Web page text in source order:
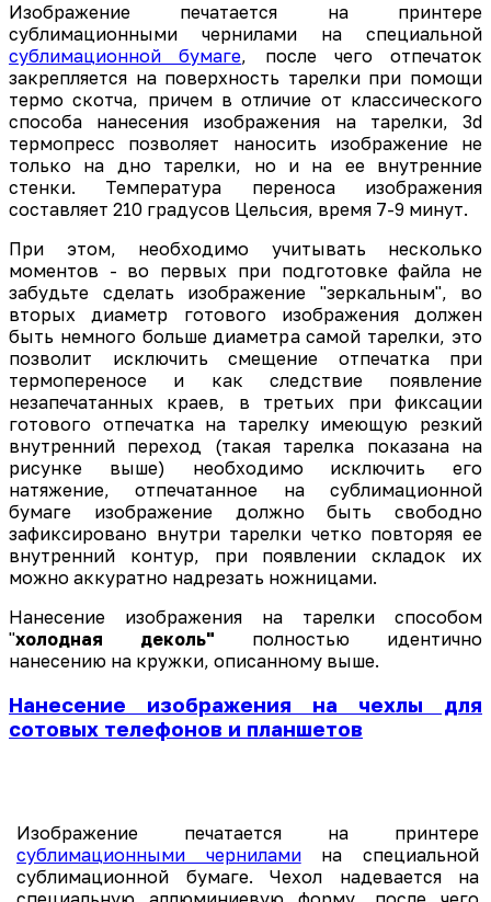
Изображение печатается на принтере
сублимационными чернилами на специальной
сублимационной бумаге, после чего отпечаток
закрепляется на поверхность тарелки при помощи
термо скотча, причем в отличие от классического
способа нанесения изображения на тарелки, 3d
термопресс позволяет наносить изображение не
только на дно тарелки, но и на ее внутренние
стенки. Температура переноса изображения
составляет 210 градусов Цельсия, время 7-9 минут.
При этом, необходимо учитывать несколько
моментов - во первых при подготовке файла не
забудьте сделать изображение "зеркальным", во
вторых диаметр готового изображения должен
быть немного больше диаметра самой тарелки, это
позволит исключить смещение отпечатка при
термопереносе и как следствие появление
незапечатанных краев, в третьих при фиксации
готового отпечатка на тарелку имеющую резкий
внутренний переход (такая тарелка показана на
рисунке выше) необходимо исключить его
натяжение, отпечатанное на сублимационной
бумаге изображение должно быть свободно
зафиксировано внутри тарелки четко повторяя ее
внутренний контур, при появлении складок их
можно аккуратно надрезать ножницами.
Нанесение изображения на тарелки способом
"холодная деколь" полностью идентично
нанесению на кружки, описанному выше.
Нанесение изображения на чехлы для
сотовых телефонов и планшетов
Изображение печатается на принтере
сублимационными черниламина специальной
сублимационной бумаге. Чехол надевается на